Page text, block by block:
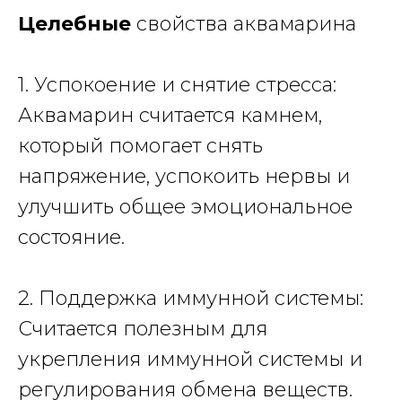
Целебные свойства аквамарина
1. Успокоение и снятие стресса:
Аквамарин считается камнем,
который помогает снять
напряжение, успокоить нервы и
улучшить общее эмоциональное
состояние.
2. Поддержка иммунной системы:
Считается полезным для
укрепления иммунной системы и
регулирования обмена веществ.